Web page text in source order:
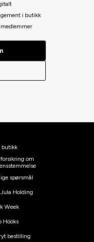
i butikk
butikk
forsikring om
spørsmål
Holding
Week
Hööks
bestilling